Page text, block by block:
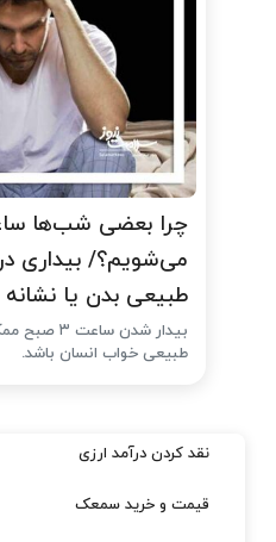
می‌شویم؟/ بیداری
طبیعی بدن یا
بیدار شدن
طبیعی خواب انسان باشد.
نقد کردن درآمد ارزی
قیمت و خرید سمعک